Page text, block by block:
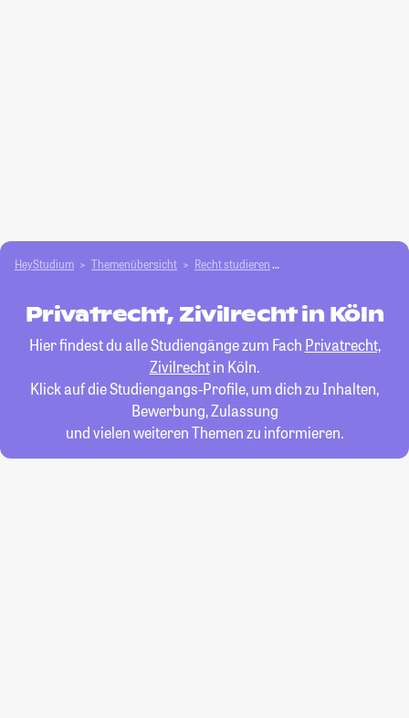
HeyStudium Themenübersicht Recht studieren
Privatrecht, Zivilrecht in Köln
Hier findest du alle Studiengänge zum Fach Privatrecht,
Zivilrechtin Köln.
Klick auf die Studiengangs-Profile, um dich zu Inhalten,
Bewerbung, Zulassung
und vielen weiteren Themen zu informieren.